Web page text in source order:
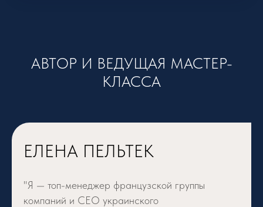
АВТОР И ВЕДУЩАЯ МАСТЕР-
КЛАССА
ЕЛЕНА ПЕЛЬТЕК
"Я — топ-менеджер французской группы
компаний и CEO украинского